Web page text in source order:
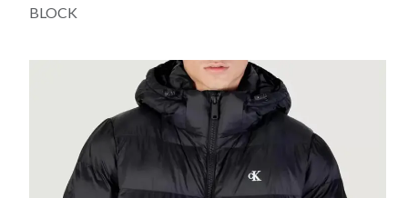
BLOCK